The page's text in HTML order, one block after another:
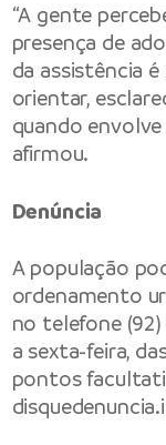
“A gente
presença de
da assistência
orientar,
quando
afirmou.
Denúncia
A população
ordenamento
no telefone (92)
a sexta-feira,
pontos